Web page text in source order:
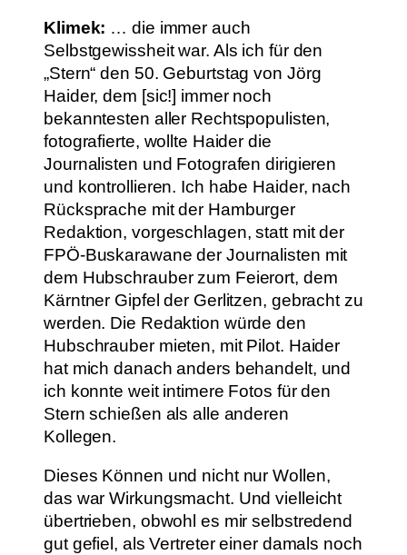
Klimek: … die immer auch
Selbstgewissheit war. Als ich für den
„Stern“ den 50. Geburtstag von Jörg
Haider, dem [sic!] immer noch
bekanntesten aller Rechtspopulisten,
fotografierte, wollte Haider die
Journalisten und Fotografen dirigieren
und kontrollieren. Ich habe Haider, nach
Rücksprache mit der Hamburger
Redaktion, vorgeschlagen, statt mit der
FPÖ-Buskarawane der Journalisten mit
dem Hubschrauber zum Feierort, dem
Kärntner Gipfel der Gerlitzen, gebracht zu
werden. Die Redaktion würde den
Hubschrauber mieten, mit Pilot. Haider
hat mich danach anders behandelt, und
ich konnte weit intimere Fotos für den
Stern schießen als alle anderen
Kollegen.
Dieses Können und nicht nur Wollen,
das war Wirkungsmacht. Und vielleicht
übertrieben, obwohl es mir selbstredend
gut gefiel, als Vertreter einer damals noch